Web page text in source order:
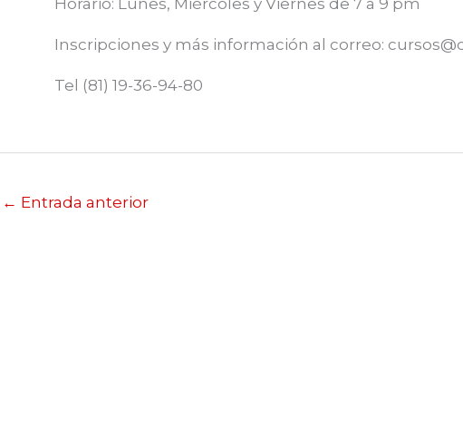
Horario: Lunes, Miércoles y Viernes de 7 a 9 pm
Inscripciones y más información al correo:
Tel (81) 19-36-94-80
← Entrada anterior